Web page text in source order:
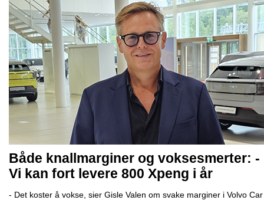
Både knallmarginer og voksesmerter: -
Vi kan fort levere 800 Xpeng i år
- Det koster å vokse, sier Gisle Valen om svake marginer i Volvo Car